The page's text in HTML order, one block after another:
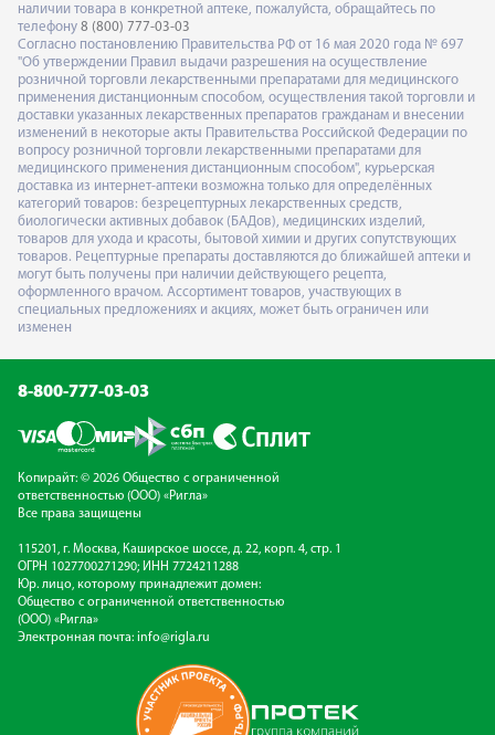
наличии товара в конкретной аптеке, пожалуйста, обращайтесь по
телефону 8 (800) 777-03-03
Согласно постановлению Правительства РФ от 16 мая 2020 года № 697
"Об утверждении Правил выдачи разрешения на осуществление
розничной торговли лекарственными препаратами для медицинского
применения дистанционным способом, осуществления такой торговли и
доставки указанных лекарственных препаратов гражданам и внесении
изменений в некоторые акты Правительства Российской Федерации по
вопросу розничной торговли лекарственными препаратами для
медицинского применения дистанционным способом", курьерская
доставка из интернет-аптеки возможна только для определённых
категорий товаров: безрецептурных лекарственных средств,
биологически активных добавок (БАДов), медицинских изделий,
товаров для ухода и красоты, бытовой химии и других сопутствующих
товаров. Рецептурные препараты доставляются до ближайшей аптеки и
могут быть получены при наличии действующего рецепта,
оформленного врачом. Ассортимент товаров, участвующих в
специальных предложениях и акциях, может быть ограничен или
изменен
8-800-777-03-03
Копирайт: © 2026 Общество с ограниченной
ответственностью (ООО) «Ригла»
Все права защищены
115201, г. Москва, Каширское шоссе, д. 22, корп. 4, стр. 1
ОГРН 1027700271290; ИНН 7724211288
Юр. лицо, которому принадлежит домен:
Общество с ограниченной ответственностью
(ООО) «Ригла»
Электронная почта: info@rigla.ru